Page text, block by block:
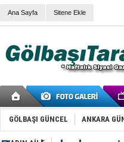
Ana Sayfa Sitene Ekle
GÖLBAŞI GÜNCEL ANKARA